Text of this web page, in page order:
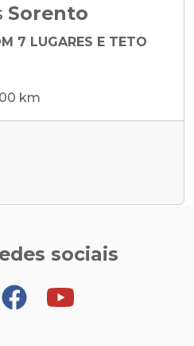
Sorento
7 LUGARES E TETO
km
sociais